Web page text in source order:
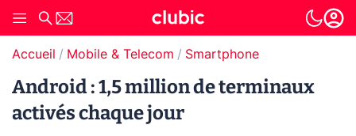
Accueil Mobile & Telecom Smartphone
Android : 1,5 million de terminaux
activés chaque jour